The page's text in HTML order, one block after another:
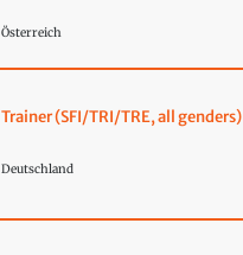
Österreich
Trainer (SFI/TRI/TRE, all genders)
Deutschland